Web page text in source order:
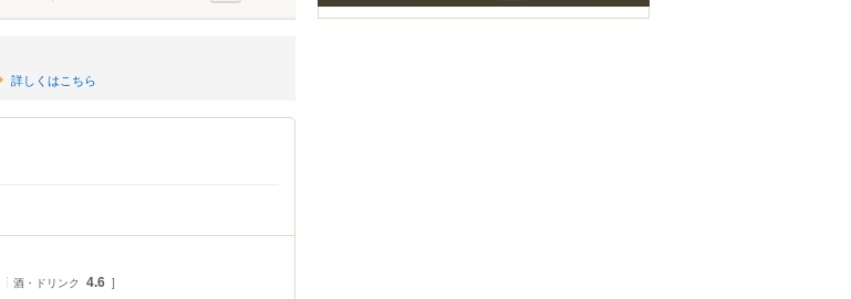
詳しくはこちら
酒・ドリンク 4.6